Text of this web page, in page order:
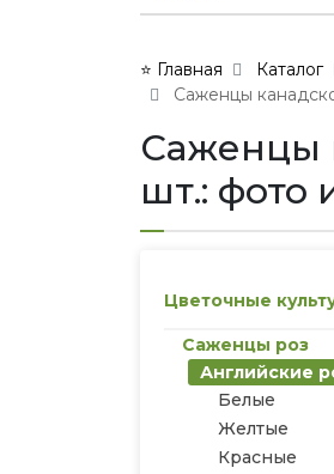
⭐ Главная Каталог
Саженцы
Саженцы
шт.: фото
Цветочные
Саженцы роз
Английские
Белые
Желтые
Красные